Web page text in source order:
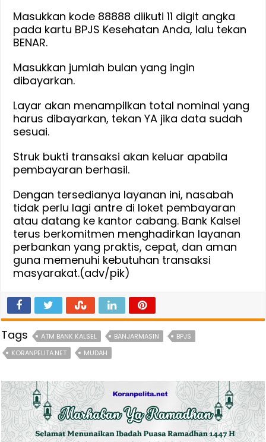
Masukkan kode 88888 diikuti 11 digit angka
pada kartu BPJS Kesehatan Anda, lalu tekan
BENAR.
Masukkan jumlah bulan yang ingin
dibayarkan.
Layar akan menampilkan total nominal yang
harus dibayarkan, tekan YA jika data sudah
sesuai.
Struk bukti transaksi akan keluar apabila
pembayaran berhasil.
Dengan tersedianya layanan ini, nasabah
tidak perlu lagi antre di loket pembayaran
atau datang ke kantor cabang. Bank Kalsel
terus berkomitmen menghadirkan layanan
perbankan yang praktis, cepat, dan aman
guna memenuhi kebutuhan transaksi
masyarakat.(adv/pik)
Tags ATM BANK KALSEL BANJARMASIN
BPJS
KORANPELITA.NET
MUDAH